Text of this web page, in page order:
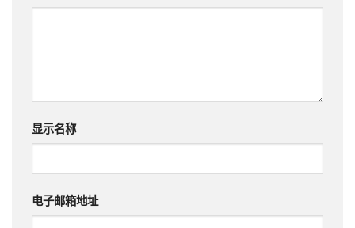
显示名称
电子邮箱地址